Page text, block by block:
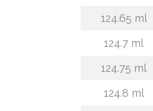
124.65 ml
124.7 ml
124.75 ml
124.8 ml